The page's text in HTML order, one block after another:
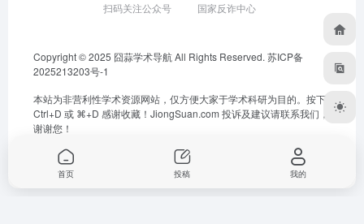
扫码关注公众号 国家反诈中心
Copyright © 2025 囧蒜学术导航All Rights Reserved. 苏ICP备
2025213203号-1
本站为非营利性学术资源网站，仅方便大家于学术科研为目的。按下
Ctrl+D 或 ⌘+D 感谢收藏！ JiongSuan.com 投诉及建议请联系我们，
谢谢您！
首页 投稿 我的